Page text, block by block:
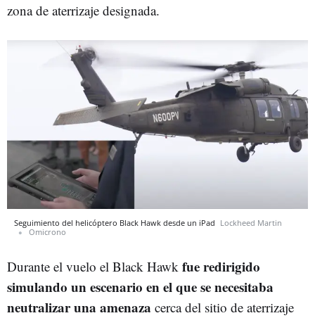
zona de aterrizaje designada.
Seguimiento del helicóptero Black Hawk desde un iPad Lockheed Martin
Omicrono
Durante el vuelo el Black Hawk fue redirigido
simulando un escenario en el que se necesitaba
neutralizar una amenaza cerca del sitio de aterrizaje